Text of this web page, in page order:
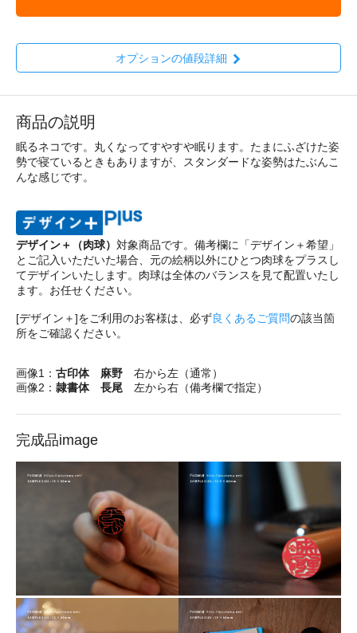
オプションの値段詳細
商品の説明
眠るネコです。丸くなってすやすや眠ります。たまにふざけた姿
勢で寝ているときもありますが、スタンダードな姿勢はたぶんこ
んな感じです。
デザイン＋（肉球） 対象商品です。備考欄に「デザイン＋希望」
とご記入いただいた場合、元の絵柄以外にひとつ肉球をプラスし
てデザインいたします。肉球は全体のバランスを見て配置いたし
ます。お任せください。
[デザイン＋]をご利用のお客様は、必ず良くあるご質問の該当箇
所をご確認ください。
画像1： 古印体 麻野 右から左（通常）
画像2： 隷書体 長尾 左から右（備考欄で指定）
完成品image